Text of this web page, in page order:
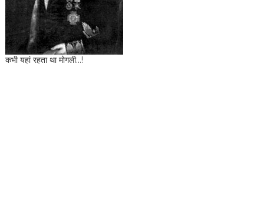
कभी यहां रहता था मोगली...!